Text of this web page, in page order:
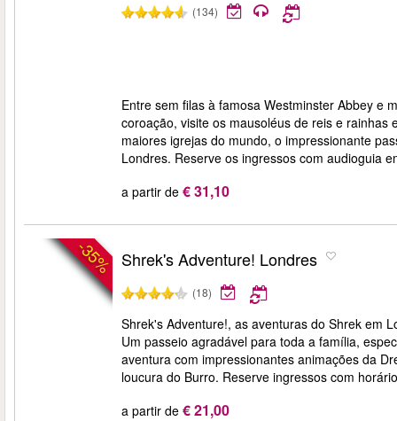
(134)
Entre sem filas à famosa Westminster Abbey e
coroação, visite os mausoléus de reis e
maiores igrejas do mundo, o impressionante
Londres. Reserve os ingressos com audioguia
a partir de € 31,10
-35% Shrek's Adventure! Londres
(18)
Shrek's Adventure!, as aventuras do Shrek em
Um passeio agradável para toda a família,
aventura com impressionantes animações da
loucura do Burro. Reserve ingressos com
a partir de € 21,00